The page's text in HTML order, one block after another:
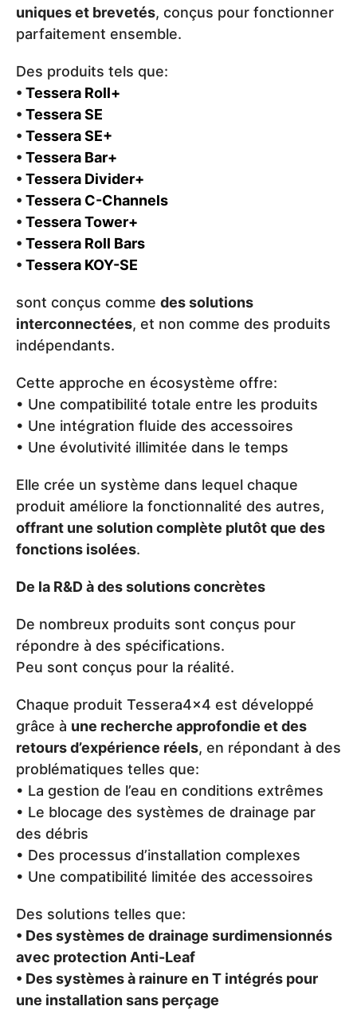
uniques et brevetés, conçus pour fonctionner
parfaitement ensemble.
Des produits tels que:
• Tessera Roll+
• Tessera SE
• Tessera SE+
• Tessera Bar+
• Tessera Divider+
• Tessera C-Channels
• Tessera Tower+
• Tessera Roll Bars
• Tessera KOY-SE
sont conçus comme des solutions
interconnectées, et non comme des produits
indépendants.
Cette approche en écosystème offre:
• Une compatibilité totale entre les produits
• Une intégration fluide des accessoires
• Une évolutivité illimitée dans le temps
Elle crée un système dans lequel chaque
produit améliore la fonctionnalité des autres,
offrant une solution complète plutôt que des
fonctions isolées.
De la R&D à des solutions concrètes
De nombreux produits sont conçus pour
répondre à des spécifications.
Peu sont conçus pour la réalité.
Chaque produit Tessera4x4 est développé
grâce à une recherche approfondie et des
retours d’expérience réels, en répondant à des
problématiques telles que:
• La gestion de l’eau en conditions extrêmes
• Le blocage des systèmes de drainage par
des débris
• Des processus d’installation complexes
• Une compatibilité limitée des accessoires
Des solutions telles que:
• Des systèmes de drainage surdimensionnés
avec protection Anti-Leaf
• Des systèmes à rainure en T intégrés pour
une installation sans perçage